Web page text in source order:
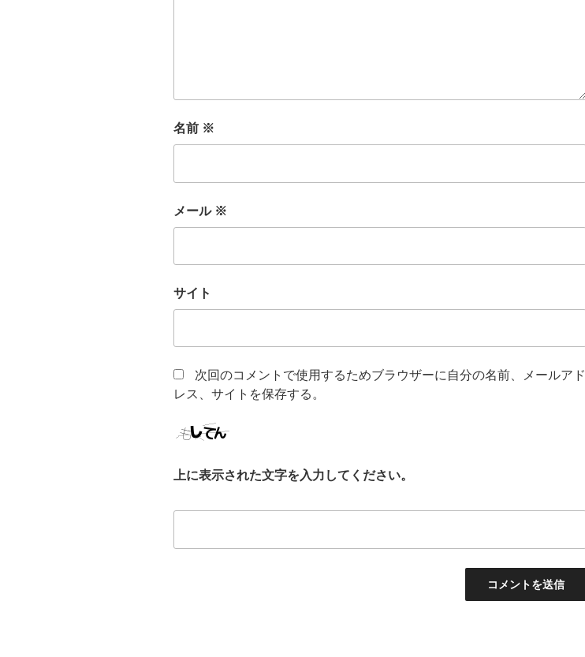
名前 ※
メール ※
サイト
次回のコメントで使用するためブラウザーに自分の名前、メールアド
レス、サイトを保存する。
上に表示された文字を入力してください。